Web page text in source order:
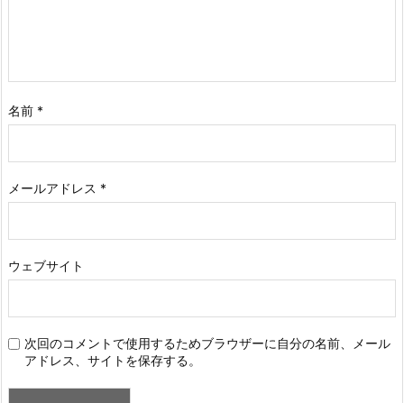
名前 *
メールアドレス *
ウェブサイト
次回のコメントで使用するためブラウザーに自分の名前、メール
アドレス、サイトを保存する。